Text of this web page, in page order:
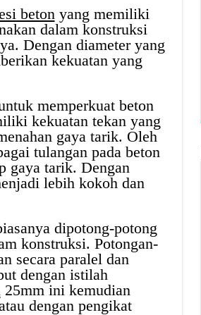
betonyang memiliki
dalam konstruksi
Dengan diameter yang
kekuatan yang
memperkuat beton
kekuatan tekan yang
gaya tarik. Oleh
tulangan pada beton
gaya tarik. Dengan
lebih kokoh dan
dipotong-potong
konstruksi. Potongan-
secara paralel dan
dengan istilah
25mm ini kemudian
dengan pengikat